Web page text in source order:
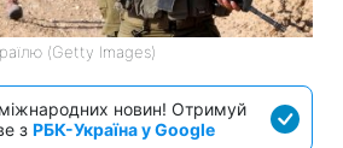
(Getty Images)
новин! Отримуй
з РБК-Україна у Google